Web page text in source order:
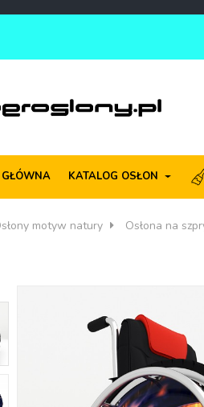
KATALOG OSŁON
motyw natury Osłona na